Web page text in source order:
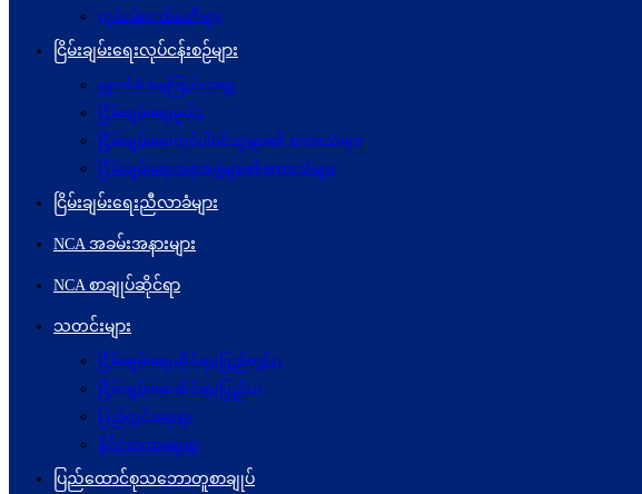
လုပ်ငန်းကော်မတီများ
ငြိမ်းချမ်းရေးလုပ်ငန်းစဉ်များ
နောက်ခံအကြောင်းအရာ
ငြိမ်းချမ်းရေးမူဝါဒ
ငြိမ်းချမ်းရေးတွင်ပါဝင်သူများ၏ စကားသံများ
ငြိမ်းချမ်းရေးအစုအဖွဲ့များ၏စကားသံများ
ငြိမ်းချမ်းရေးညီလာခံများ
NCA အခမ်းအနားများ
NCA စာချုပ်ဆိုင်ရာ
သတင်းများ
ငြိမ်းချမ်းရေးဆိုင်ရာ(ပြည်တွင်း)
ငြိမ်းချမ်းရေးဆိုင်ရာ(ပြည်ပ)
ပြည်တွင်းရေးရာ
နိုင်ငံတကာရေးရာ
ပြည်ထောင်စုသဘောတူစာချုပ်